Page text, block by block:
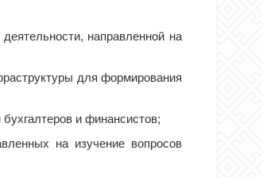
направленной на
для формирования
и финансистов;
на изучение вопросов